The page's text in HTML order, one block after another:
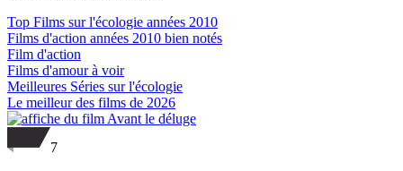
Top Films sur l'écologie années 2010
Films d'action années 2010 bien notés
Film d'action
Films d'amour à voir
Meilleures Séries sur l'écologie
Le meilleur des films de 2026
7